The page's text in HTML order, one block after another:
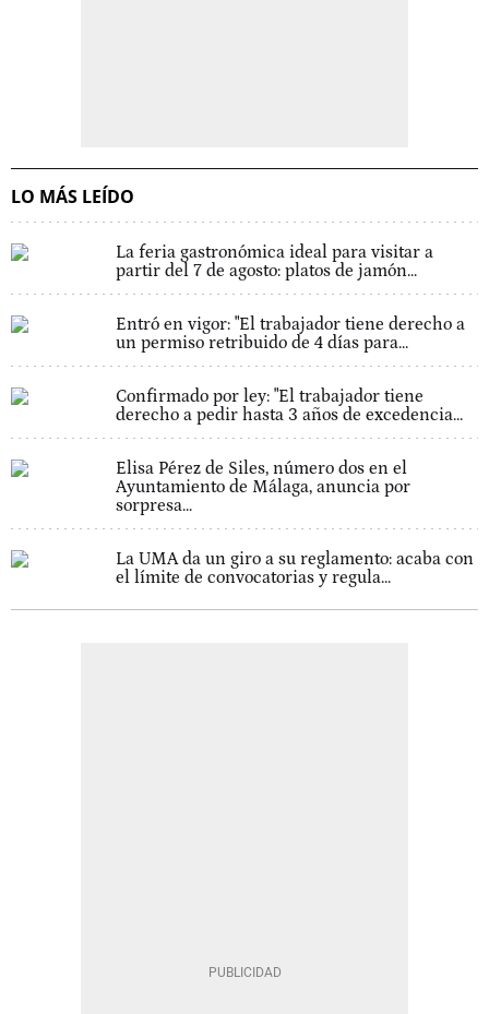
LO MÁS LEÍDO
La feria gastronómica ideal para visitar a
partir del 7 de agosto: platos de jamón...
Entró en vigor: "El trabajador tiene derecho a
un permiso retribuido de 4 días para...
Confirmado por ley: "El trabajador tiene
derecho a pedir hasta 3 años de excedencia...
Elisa Pérez de Siles, número dos en el
Ayuntamiento de Málaga, anuncia por
sorpresa...
La UMA da un giro a su reglamento: acaba con
el límite de convocatorias y regula...